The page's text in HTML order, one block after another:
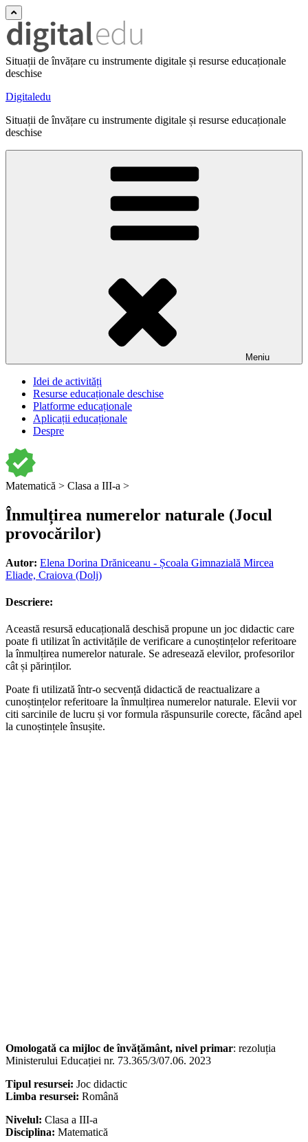
Situații de învățare cu instrumente digitale și resurse educaționale
deschise
Digitaledu
Situații de învățare cu instrumente digitale și resurse educaționale
deschise
Meniu
Idei de activități
Resurse educaționale deschise
Platforme educaționale
Aplicații educaționale
Despre
Matematică > Clasa a III-a >
Înmulțirea numerelor naturale (Jocul
provocărilor)
Autor: Elena Dorina Drăniceanu - Școala Gimnazială Mircea
Eliade, Craiova (Dolj)
Descriere:
Această resursă educațională deschisă propune un joc didactic care
poate fi utilizat în activitățile de verificare a cunoștințelor referitoare
la înmulțirea numerelor naturale. Se adresează elevilor, profesorilor
cât și părinților.
Poate fi utilizată într-o secvență didactică de reactualizare a
cunoștințelor referitoare la înmulțirea numerelor naturale. Elevii vor
citi sarcinile de lucru și vor formula răspunsurile corecte, făcând apel
la cunoștințele însușite.
Omologată ca mijloc de învățământ, nivel primar: rezoluția
Ministerului Educației nr. 73.365/3/07.06. 2023
Tipul resursei: Joc didactic
Limba resursei: Română
Nivelul: Clasa a III-a
Disciplina: Matematică